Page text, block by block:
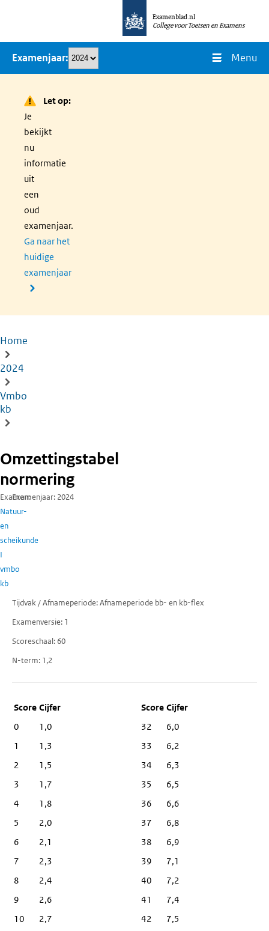
naar
inhoud
Examenblad.nl
College voor Toetsen en Examens
Examenjaar Menu
Let op:
Je
bekijkt
nu
informatie
uit
een
oud
examenjaar.
Ga naar het
huidige
examenjaar
Kruimelpad
Home
2024
Vmbo
kb
Omzettingstabel
normering
Examen
Natuur-
en
scheikunde
I
vmbo
kb
Examenjaar 2024
Tijdvak / Afnameperiode Afnameperiode bb- en kb-flex
Examenversie 1
Scoreschaal 60
N-term 1,2
Score Cijfer
0
1,0
1
1,3
2
1,5
3
1,7
4
1,8
5
2,0
6
2,1
7
2,3
8
2,4
9
2,6
10
2,7
32
6,0
33
6,2
34
6,3
35
6,5
36
6,6
37
6,8
38
6,9
39
7,1
40
7,2
41
7,4
42
7,5